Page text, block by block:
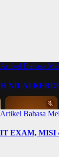
Artikel Bahasa
NILAI
Artikel Bahasa
EXAM,